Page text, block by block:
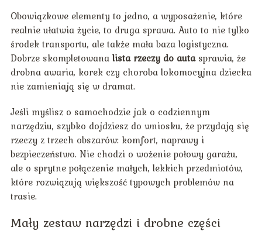
Obowiązkowe elementy to jedno, a wyposażenie, które
realnie ułatwia życie, to druga sprawa. Auto to nie tylko
środek transportu, ale także mała baza logistyczna.
Dobrze skompletowana lista rzeczy do autasprawia, że
drobna awaria, korek czy choroba lokomocyjna dziecka
nie zamieniają się w dramat.
Jeśli myślisz o samochodzie jak o codziennym
narzędziu, szybko dojdziesz do wniosku, że przydają się
rzeczy z trzech obszarów: komfort, naprawy i
bezpieczeństwo. Nie chodzi o wożenie połowy garażu,
ale o sprytne połączenie małych, lekkich przedmiotów,
które rozwiązują większość typowych problemów na
trasie.
Mały zestaw narzędzi i drobne części